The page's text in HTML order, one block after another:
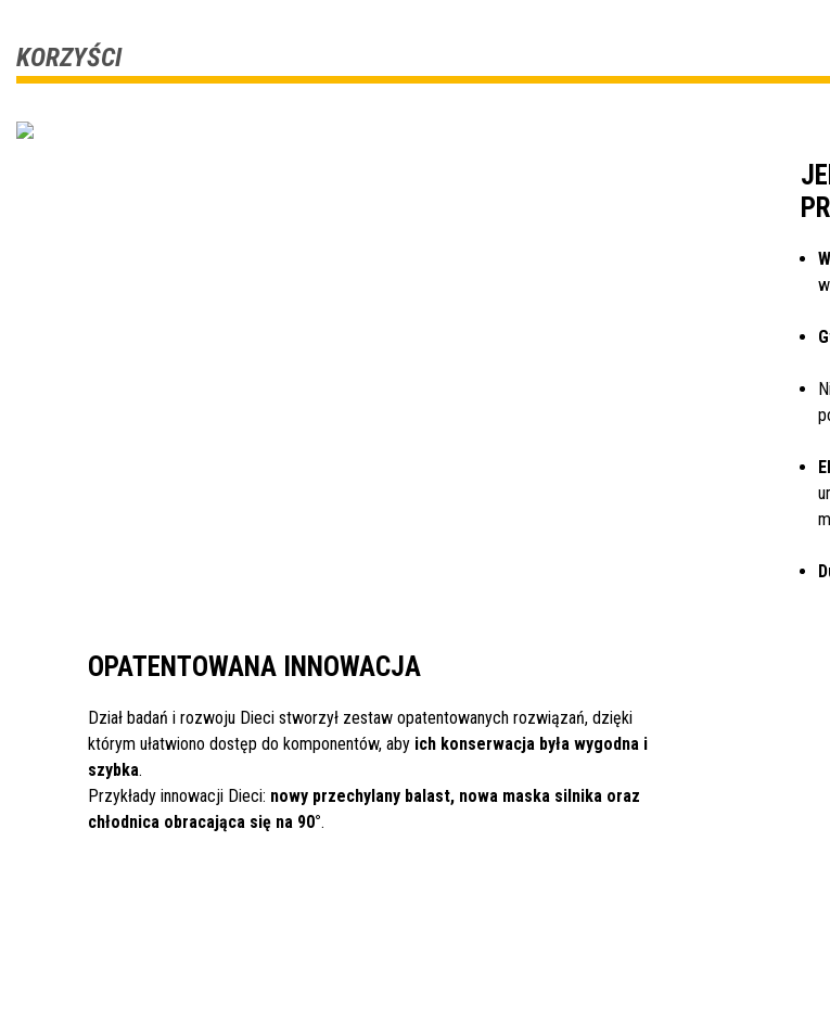
KORZYŚCI
OPATENTOWANA INNOWACJA
Dział badań i rozwoju Dieci stworzył zestaw opatentowanych rozwiązań, dzięki
którym ułatwiono dostęp do komponentów, aby ich konserwacja była wygodna i
szybka.
Przykłady innowacji Dieci: nowy przechylany balast, nowa maska silnika oraz
chłodnica obracająca się na 90°.